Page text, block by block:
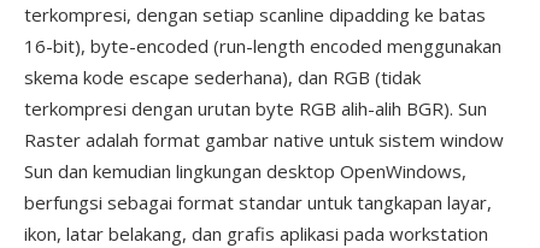
terkompresi, dengan setiap scanline dipadding ke batas
16-bit), byte-encoded (run-length encoded menggunakan
skema kode escape sederhana), dan RGB (tidak
terkompresi dengan urutan byte RGB alih-alih BGR). Sun
Raster adalah format gambar native untuk sistem window
Sun dan kemudian lingkungan desktop OpenWindows,
berfungsi sebagai format standar untuk tangkapan layar,
ikon, latar belakang, dan grafis aplikasi pada workstation